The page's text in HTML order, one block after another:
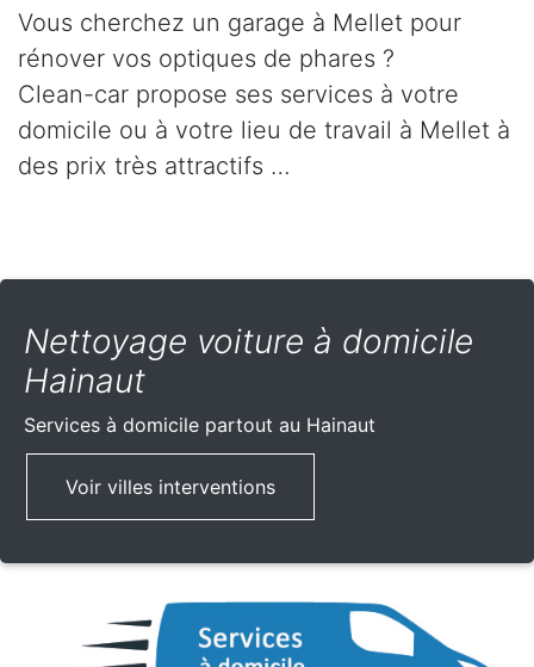
Vous cherchez un garage à Mellet pour
rénover vos optiques de phares ?
Clean-car propose ses services à votre
domicile ou à votre lieu de travail à Mellet à
des prix très attractifs …
Nettoyage voiture à domicile
Hainaut
Services à domicile partout au Hainaut
Voir villes interventions